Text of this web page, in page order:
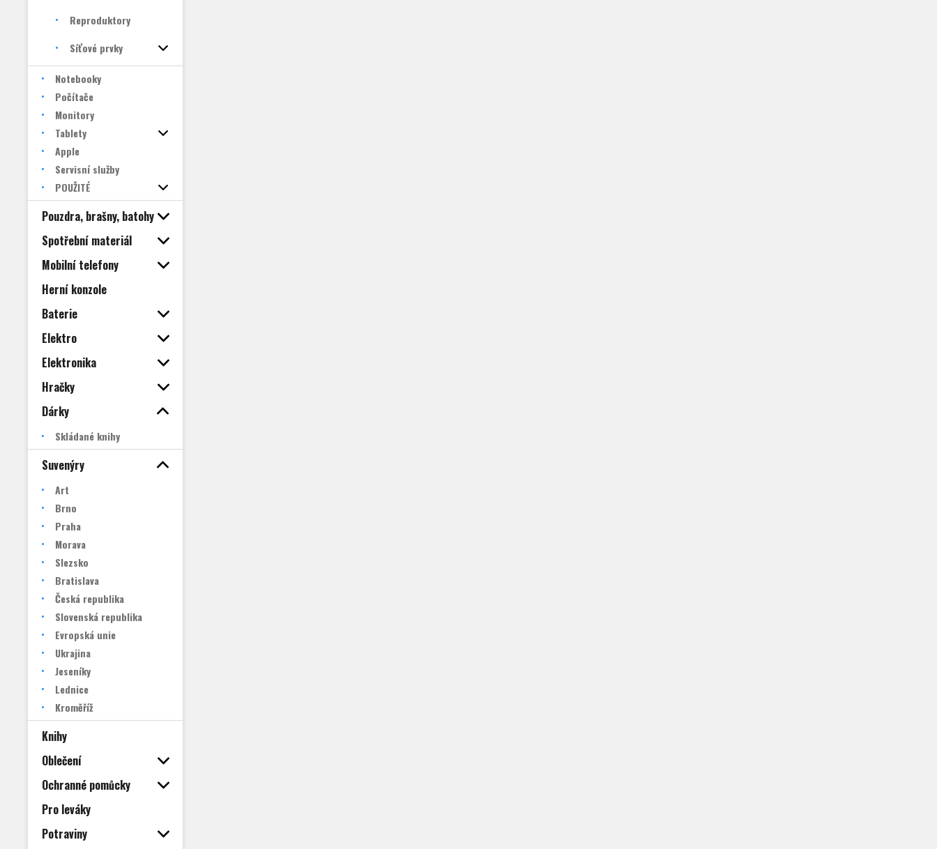
Reproduktory
Síťové prvky
Notebooky
Počítače
Monitory
Tablety
Apple
Servisní služby
POUŽITÉ
Pouzdra, brašny, batohy
Spotřební materiál
Mobilní telefony
Herní konzole
Baterie
Elektro
Elektronika
Hračky
Dárky
Skládané knihy
Suvenýry
Art
Brno
Praha
Morava
Slezsko
Bratislava
Česká republika
Slovenská republika
Evropská unie
Ukrajina
Jeseníky
Lednice
Kroměříž
Knihy
Oblečení
Ochranné pomůcky
Pro leváky
Potraviny